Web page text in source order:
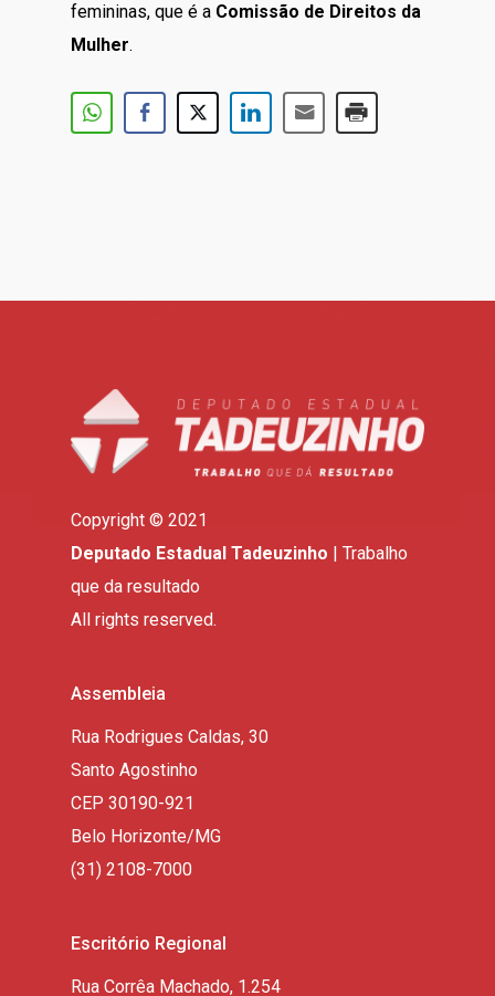
femininas, que é a Comissão de Direitos da
Mulher.
Copyright © 2021
Deputado Estadual Tadeuzinho | Trabalho
que da resultado
All rights reserved.
Assembleia
Rua Rodrigues Caldas, 30
Santo Agostinho
CEP 30190-921
Belo Horizonte/MG
(31) 2108-7000
Escritório Regional
Rua Corrêa Machado, 1.254